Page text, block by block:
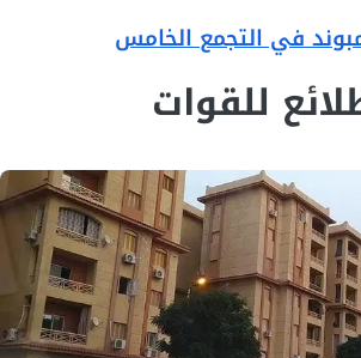
في التجمع الخامس
للقوات